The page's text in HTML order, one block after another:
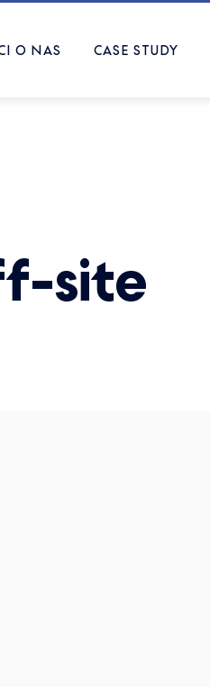
O NAS CASE STUDY
site